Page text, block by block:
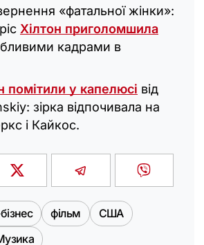
«фатальної жінки»:
Хілтон приголомшила
кадрами в
помітили у капелюсі від
зірка відпочивала на
і Кайкос.
фільм
США